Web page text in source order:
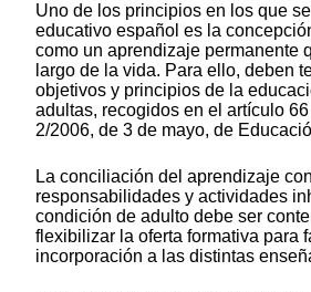
Uno de los principios en los que
educativo español es la
como un aprendizaje permanente
largo de la vida. Para ello, deben
objetivos y principios de la
adultas, recogidos en el artículo
2/2006, de 3 de mayo, de
La conciliación del aprendizaje
responsabilidades y actividades
condición de adulto debe ser
flexibilizar la oferta formativa para
incorporación a las distintas